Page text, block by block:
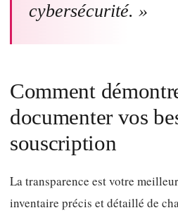
cybersécurité. »
Comment
documenter vos
souscription
La transparence est votre
inventaire précis et détaillé de